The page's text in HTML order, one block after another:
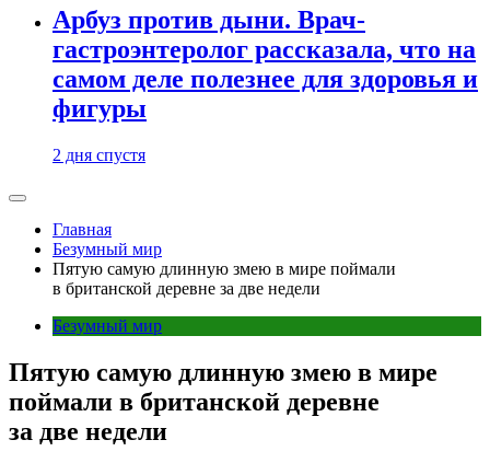
Арбуз против дыни. Врач-
гастроэнтеролог рассказала, что на
самом деле полезнее для здоровья и
фигуры
2 дня спустя
Главная
Безумный мир
Пятую самую длинную змею в мире поймали
в британской деревне за две недели
Безумный мир
Пятую самую длинную змею в мире
поймали в британской деревне
за две недели